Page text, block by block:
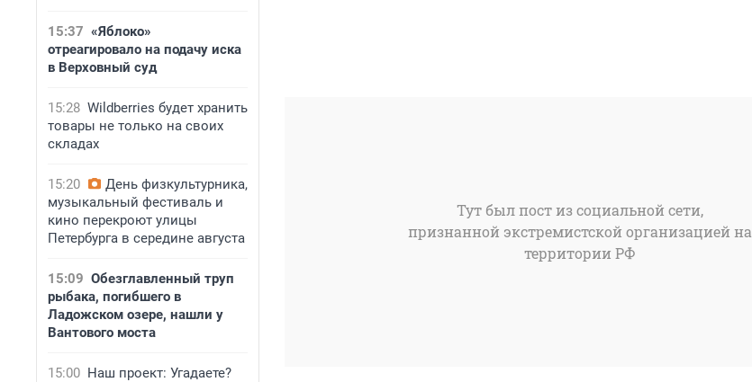
15:37 «Яблоко»
отреагировало на подачу иска
в Верховный суд
15:28 Wildberries будет хранить
товары не только на своих
складах
15:20
День физкультурника,
музыкальный фестиваль и
кино перекроют улицы
Петербурга в середине августа
15:09 Обезглавленный труп
рыбака, погибшего в
Ладожском озере, нашли у
Вантового моста
15:00 Наш проект: Угадаете?
Тут был пост из социальной сети,
признанной экстремистской организацией на
территории РФ